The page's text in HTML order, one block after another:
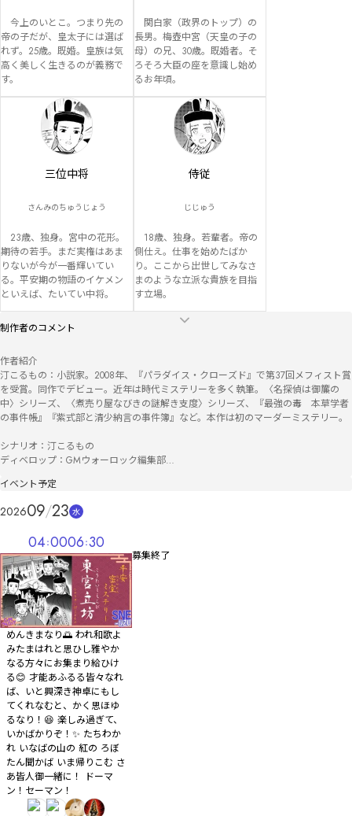
今上のいとこ。つまり先の
帝の子だが、皇太子には選ば
れず。25歳。既婚。皇族は気
高く美しく生きるのが義務で
す。
関白家（政界のトップ）の
長男。梅壺中宮（天皇の子の
母）の兄、30歳。既婚者。そ
ろそろ大臣の座を意識し始め
るお年頃。
三位中将
さんみのちゅうじょう
23歳、独身。宮中の花形。
期待の若手。まだ実権はあま
りないが今が一番輝いてい
る。平安期の物語のイケメン
といえば、たいてい中将。
侍従
じじゅう
18歳、独身。若輩者。帝の
側仕え。仕事を始めたばか
り。ここから出世してみなさ
まのような立派な貴族を目指
す立場。
制作者のコメント
作者紹介
汀こるもの：小説家。2008年、『パラダイス・クローズド』で第37回メフィスト賞
を受賞。同作でデビュー。近年は時代ミステリーを多く執筆。〈名探偵は御簾の
中〉シリーズ、〈煮売り屋なびきの謎解き支度〉シリーズ、『最強の毒　本草学者
の事件帳』『紫式部と清少納言の事件簿』など。本作は初のマーダーミステリー。
シナリオ：汀こるもの
ディベロップ：GMウォーロック編集部
ウズ実装・一部アイテムイラスト：久保田光毅／グループSNE
編集：GMウォーロック編集部
©GroupSNE
イベント予定
202609 23 水
募集終了
04 0006 30
めんきまなり🌅 われ和歌よ
みたまはれと思ひし雅やか
なる方々にお集まり給ひけ
る😊 才能あふるる皆々なれ
ば、いと興深き神卓にもし
てくれなむと、かく思ほゆ
るなり！😆 楽しみ過ぎて、
いかばかりぞ！✨ たちわか
れ いなばの山の 紅の ろぼ
たん聞かば いま帰りこむ さ
あ皆人御一緒に！ ドーマ
ン！セーマン！